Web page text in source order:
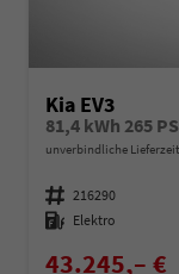
Kia EV3
81,4 kWh 265
unverbindliche
Fahrzeugnummer 216290
Kraftstoff Elektro
43.245,– €